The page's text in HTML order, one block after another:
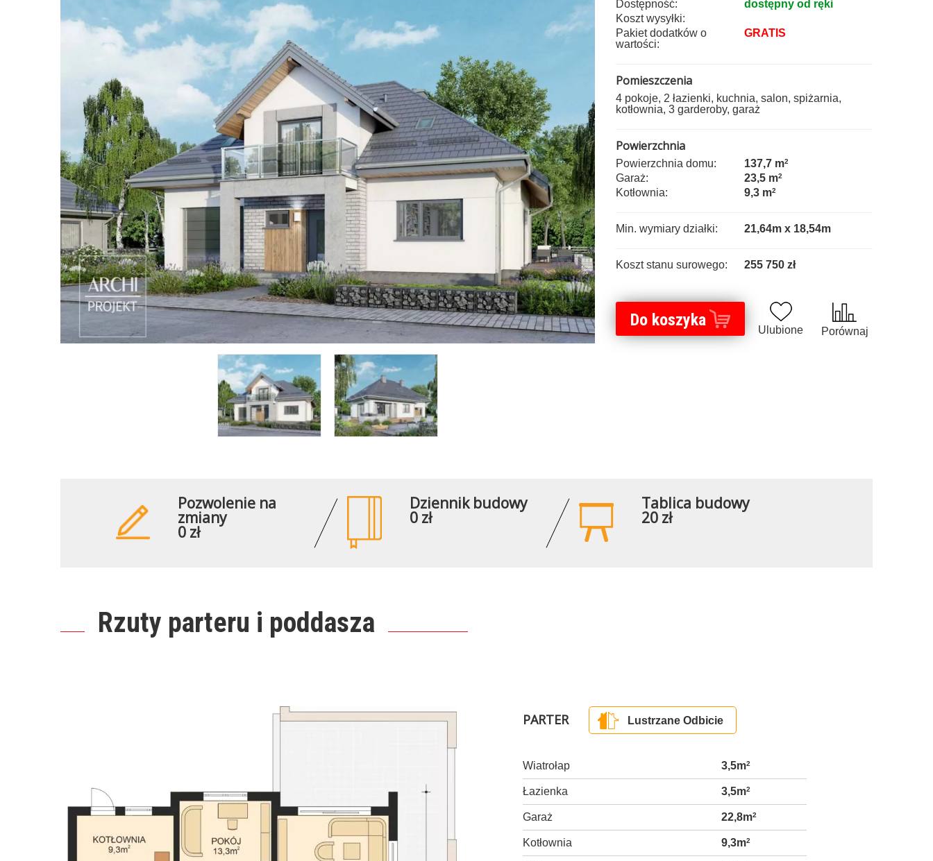
Dostępność:
dostępny od ręki
Koszt wysyłki:
Pakiet dodatków o
wartości:
GRATIS
Pomieszczenia
4 pokoje, 2 łazienki, kuchnia, salon, spiżarnia,
kotłownia, 3 garderoby, garaż
Powierzchnia
Powierzchnia domu: 137,7 m2
Garaż: 23,5 m2
Kotłownia: 9,3 m2
Min. wymiary działki: 21,64m x 18,54m
Koszt stanu surowego: 255 750 zł
Do koszyka
Ulubione Porównaj
Pozwolenie na
zmiany
0 zł
Dziennik budowy
0 zł
Tablica budowy
20 zł
Rzuty parteru i poddasza
PARTER Lustrzane Odbicie
Wiatrołap 3,5m2
Łazienka 3,5m2
Garaż 22,8m2
Kotłownia 9,3m2